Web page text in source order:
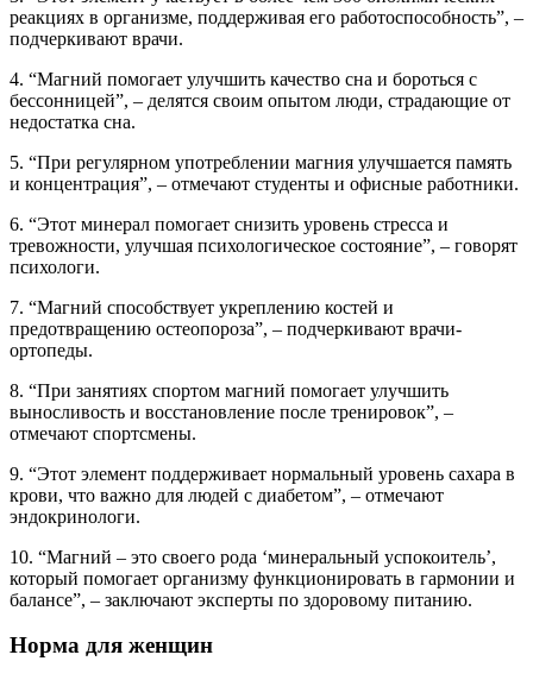
реакциях в организме, поддерживая его работоспособность”, –
подчеркивают врачи.
4. “Магний помогает улучшить качество сна и бороться с
бессонницей”, – делятся своим опытом люди, страдающие от
недостатка сна.
5. “При регулярном употреблении магния улучшается память
и концентрация”, – отмечают студенты и офисные работники.
6. “Этот минерал помогает снизить уровень стресса и
тревожности, улучшая психологическое состояние”, – говорят
психологи.
7. “Магний способствует укреплению костей и
предотвращению остеопороза”, – подчеркивают врачи-
ортопеды.
8. “При занятиях спортом магний помогает улучшить
выносливость и восстановление после тренировок”, –
отмечают спортсмены.
9. “Этот элемент поддерживает нормальный уровень сахара в
крови, что важно для людей с диабетом”, – отмечают
эндокринологи.
10. “Магний – это своего рода ‘минеральный успокоитель’,
который помогает организму функционировать в гармонии и
балансе”, – заключают эксперты по здоровому питанию.
Норма для женщин